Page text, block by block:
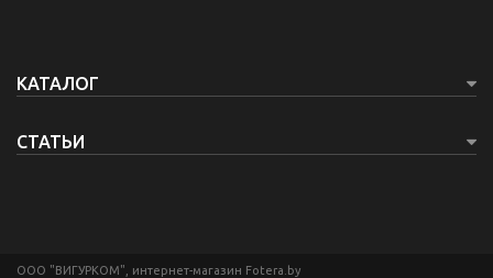
КАТАЛОГ
СТАТЬИ
ООО "ВИГУРКОМ", интернет-магазин Fotera.by